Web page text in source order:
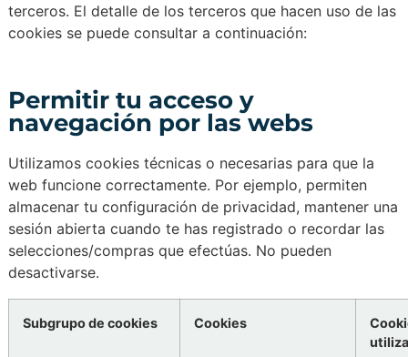
terceros. El detalle de los terceros que hacen uso de las
cookies se puede consultar a continuación:
Permitir tu acceso y
navegación por las webs
Utilizamos cookies técnicas o necesarias para que la
web funcione correctamente. Por ejemplo, permiten
almacenar tu configuración de privacidad, mantener una
sesión abierta cuando te has registrado o recordar las
selecciones/compras que efectúas. No pueden
desactivarse.
Subgrupo de cookies Cookies